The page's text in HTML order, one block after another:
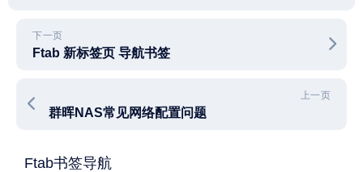
下一页
Ftab 新标签页 导航书签
上一页
群晖NAS常见网络配置问题
Ftab书签导航